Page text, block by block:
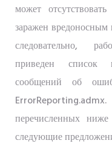
может
заражен
следовательно,
приведен список
сообщений об
перечисленных
следующие